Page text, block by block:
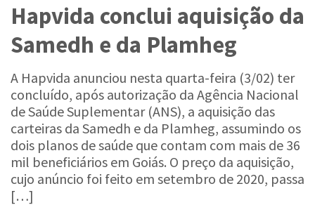
Hapvida conclui aquisição da
Samedh e da Plamheg
A Hapvida anunciou nesta quarta-feira (3/02) ter
concluído, após autorização da Agência Nacional
de Saúde Suplementar (ANS), a aquisição das
carteiras da Samedh e da Plamheg, assumindo os
dois planos de saúde que contam com mais de 36
mil beneficiários em Goiás. O preço da aquisição,
cujo anúncio foi feito em setembro de 2020, passa
[…]